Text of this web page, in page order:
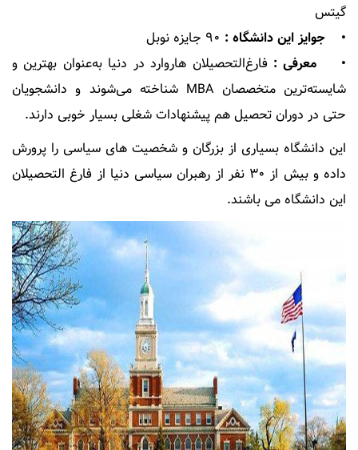
گیتس
• جوایز این دانشگاه :
• معرفی : فارغ‌التحصیلان هاروارد در دنیا به‌عنوان بهترین و
شایسته‌ترین متخصصان MBA شناخته می‌شوند و دانشجویان
حتی در دوران تحصیل هم پیشنهادات شغلی بسیار خوبی دارند.
این دانشگاه بسیاری از بزرگان و شخصیت های سیاسی را پرورش
داده و بیش از ۳۰ نفر از رهبران سیاسی دنیا از فارغ التحصیلان
این دانشگاه می باشند.